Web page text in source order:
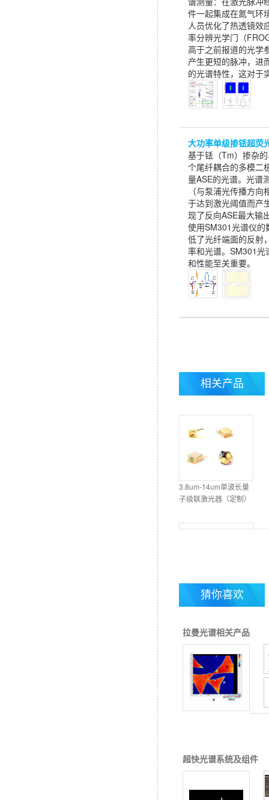
件一起集成在氮气环
人员优化了热透镜效
率分辨光学门（
高于之前报道的光学
产生更短的脉冲，进
的光谱特性，这对于
大功率单级掺铥超荧
基于铥（Tm）掺杂
个尾纤耦合的多模二
量ASE的光谱。光谱
（与泵浦光传播方
于达到激光阈值而产
现了反向ASE最大输
使用SM301光谱仪的
低了光纤端面的反射
率和光谱。SM301光
和性能至关重要。
相关产品
3.8um-14um单波长量
子级联激光器（定制）
可清洁红外漫反射
ATR（衰减全发射）光
外腔可调单频量子级联
激光器
猜你喜欢
拉曼光谱相关产品
超快光谱系统及组件